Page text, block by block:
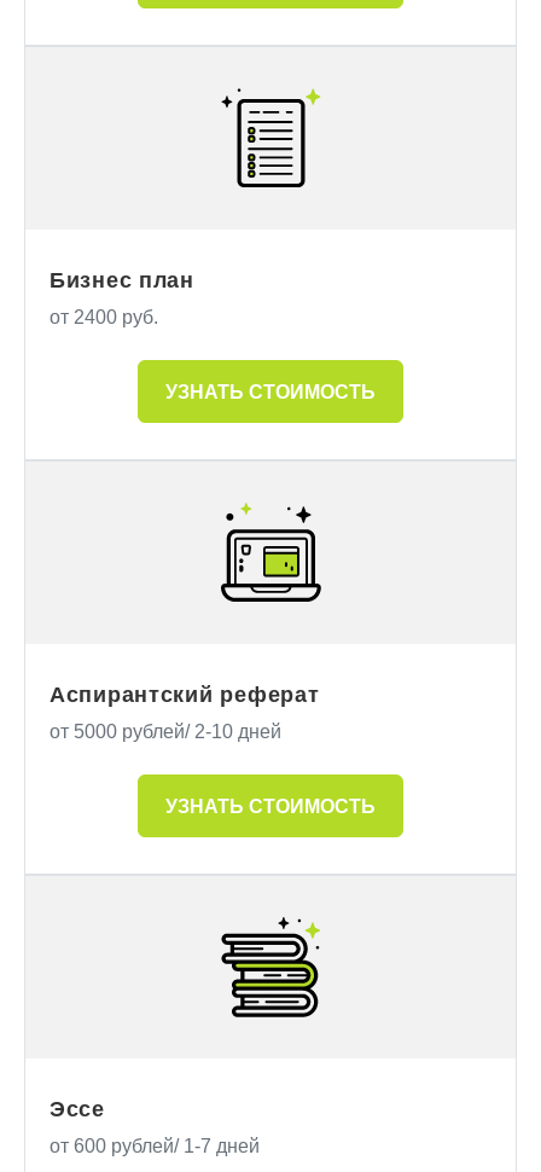
Бизнес план
от 2400 руб.
УЗНАТЬ СТОИМОСТЬ
Аспирантский реферат
от 5000 рублей/ 2-10 дней
УЗНАТЬ СТОИМОСТЬ
Эссе
от 600 рублей/ 1-7 дней